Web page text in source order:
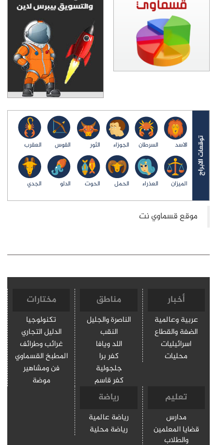
الاسد السرطان الجوزاء الثور القوس العقرب
الميزان العذراء الحمل الحوت الدلو الجدي
أخبار
عربية وعالمية
الضفة والقطاع
اسرائيليات
محليات
مناطق
الناصرة والجليل
النقب
اللد ويافا
كفر برا
جلجولية
كفر قاسم
مختارات
تكنولوجيا
الدليل التجاري
غرائب وطرائف
المطبخ القسماوي
فن ومشاهير
موضة
تعليم
مدارس
قضايا المعلمين
والطلاب
رياضة
رياضة عالمية
رياضة محلية